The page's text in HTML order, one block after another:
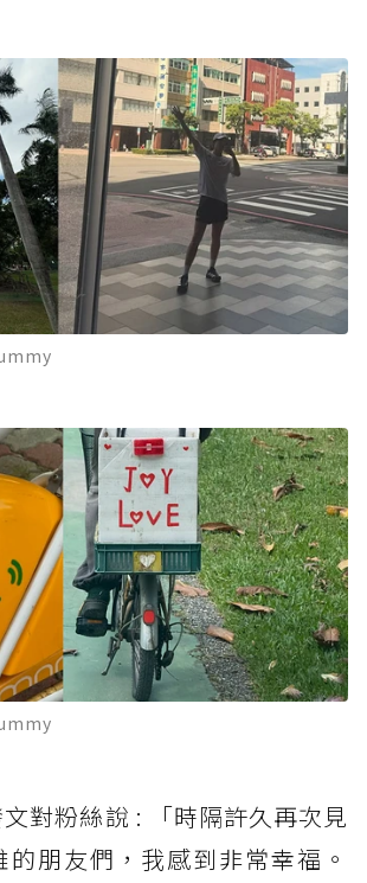
對粉絲說 : 「時隔許久再次見
朋友們，我感到非常幸福。